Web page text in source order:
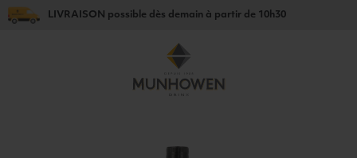
LIVRAISON possible dès demain à partir de 10h30